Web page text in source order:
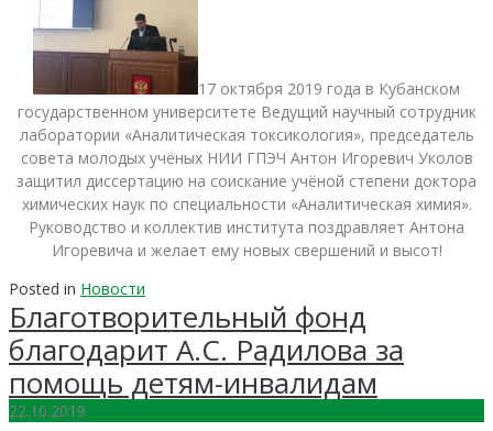
17 октября 2019 года в Кубанском
государственном университете Ведущий научный сотрудник
лаборатории «Аналитическая токсикология», председатель
совета молодых учёных НИИ ГПЭЧ Антон Игоревич Уколов
защитил диссертацию на соискание учёной степени доктора
химических наук по специальности «Аналитическая химия».
Руководство и коллектив института поздравляет Антона
Игоревича и желает ему новых свершений и высот!
Posted in Новости
Благотворительный фонд
благодарит А.С. Радилова за
помощь детям-инвалидам
22.10.2019